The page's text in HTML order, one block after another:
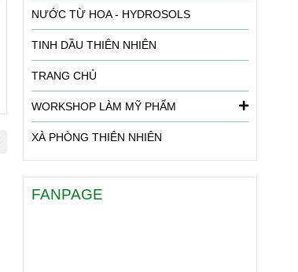
NƯỚC TỪ HOA - HYDROSOLS
TINH DẦU THIÊN NHIÊN
TRANG CHỦ
WORKSHOP LÀM MỸ PHẨM
XÀ PHÒNG THIÊN NHIÊN
FANPAGE